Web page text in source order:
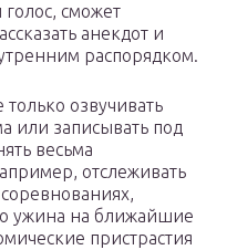
сможет
анекдот и
распорядком.
только озвучивать
или записывать под
весьма
отслеживать
ужина на ближайшие
пристрастия